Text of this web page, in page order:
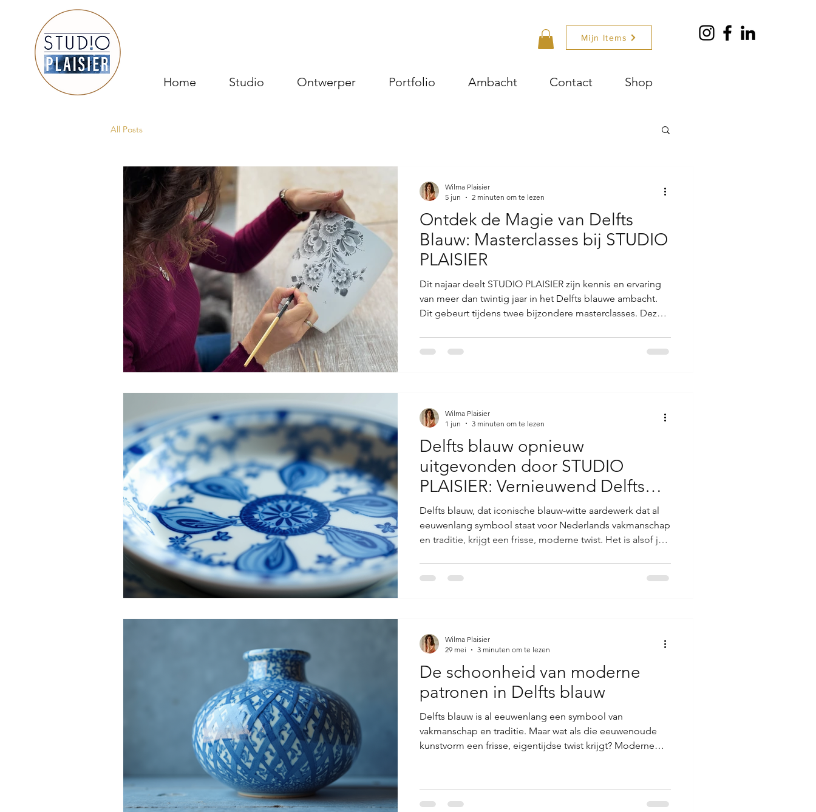
Mijn Items
Home Studio Ontwerper Portfolio Ambacht Contact Shop
All Posts
Ontdek de Magie van Delfts
Blauw: Masterclasses bij STUDIO
PLAISIER
Dit najaar deelt STUDIO PLAISIER zijn kennis en ervaring
van meer dan twintig jaar in het Delfts blauwe ambacht.
Dit gebeurt tijdens twee bijzondere masterclasses. Deze
Bovendien is het een kans om je eigen artistieke signatuur
Wilma Plaisier
5 jun
2 minuten om te lezen
Delfts blauw opnieuw
uitgevonden door STUDIO
PLAISIER: Vernieuwend Delfts
Blauw Design
Delfts blauw, dat iconische blauw-witte aardewerk dat al
eeuwenlang symbool staat voor Nederlands vakmanschap
en traditie, krijgt een frisse, moderne twist. Het is alsof je
PLAISIER doet: ze herontdekken en herdefiniëren Delfts
Wilma Plaisier
1 jun
3 minuten om te lezen
De schoonheid van moderne
patronen in Delfts blauw
Delfts blauw is al eeuwenlang een symbool van
vakmanschap en traditie. Maar wat als die eeuwenoude
kunstvorm een frisse, eigentijdse twist krijgt? Moderne
twee werelden: de rijke geschiedenis en het innovatieve
design van nu. Je wordt als het ware meegenomen op
Wilma Plaisier
29 mei
3 minuten om te lezen